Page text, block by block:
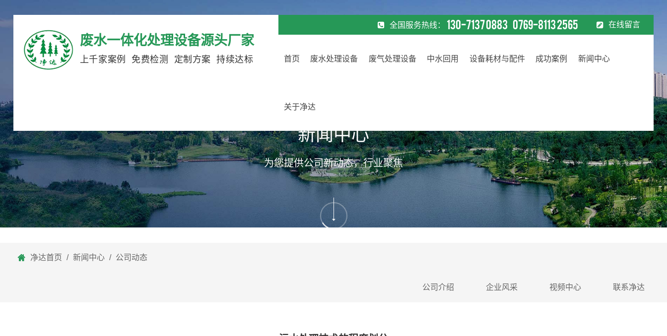
新闻中心
为您提供公司新动态，行业聚焦
废水一体化处理设备源头厂家
上千家案例 免费检测 定制方案 持续达标
在线留言
全国服务热线： 130-7137 0883 0769-8113 2565
首页 废水处理设备 废气处理设备 中水回用 设备耗材与配件 成功案例 新闻中心
关于净达
净达首页 / 新闻中心 / 公司动态
公司介绍 企业风采 视频中心 联系净达